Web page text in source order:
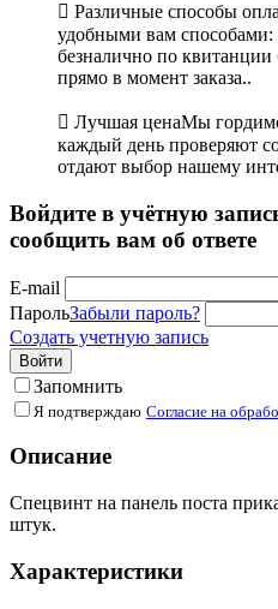
 Различные способы
удобными вам
безналично по
прямо в момент заказа..
 Лучшая ценаМы
каждый день проверяют
отдают выбор нашему
Войдите в учётную
сообщить вам об ответе
E-mail
ПарольЗабыли пароль?
Создать учетную запись
Войти
Запомнить
Я подтверждаю Согласие на
Описание
Спецвинт на панель поста
штук.
Характеристики